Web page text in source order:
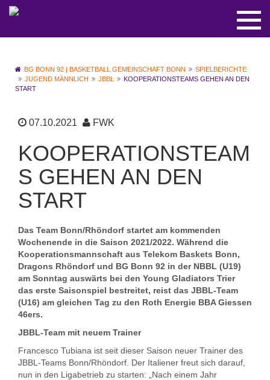
BG BONN 92 | BASKETBALL GEMEINSCHAFT BONN
SPIELBERICHTE
JUGEND MÄNNLICH
JBBL
KOOPERATIONSTEAMS GEHEN AN DEN
START
07.10.2021 FWK
KOOPERATIONSTEAM
S GEHEN AN DEN
START
Das Team Bonn/Rhöndorf startet am kommenden
Wochenende in die Saison 2021/2022. Während die
Kooperationsmannschaft aus Telekom Baskets Bonn,
Dragons Rhöndorf und BG Bonn 92 in der NBBL (U19)
am Sonntag auswärts bei den Young Gladiators Trier
das erste Saisonspiel bestreitet, reist das JBBL-Team
(U16) am gleichen Tag zu den Roth Energie BBA Giessen
46ers.
JBBL-Team mit neuem Trainer
Francesco Tubiana ist seit dieser Saison neuer Trainer des
JBBL-Teams Bonn/Rhöndorf. Der Italiener freut sich darauf,
nun in den Ligabetrieb zu starten: „Nach einem Jahr